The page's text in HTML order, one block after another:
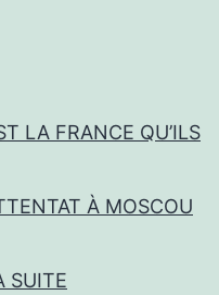
LA FRANCE QU’ILS
À MOSCOU
SUITE